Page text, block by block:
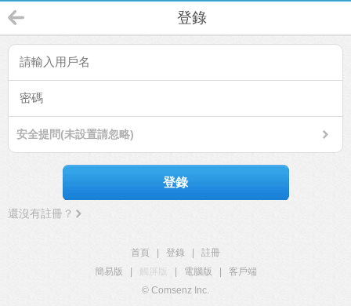
登錄
安全提問(未設置請忽略)
登錄
還沒有註冊？
首頁 登錄
註冊
簡易版
觸屏版 電腦版
客戶端
© Comsenz Inc.